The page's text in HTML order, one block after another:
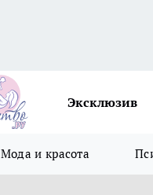
Эксклюзив
Мода и красота